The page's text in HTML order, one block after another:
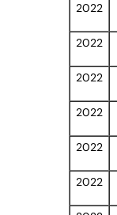
2022
2022
2022
2022
2022
2022